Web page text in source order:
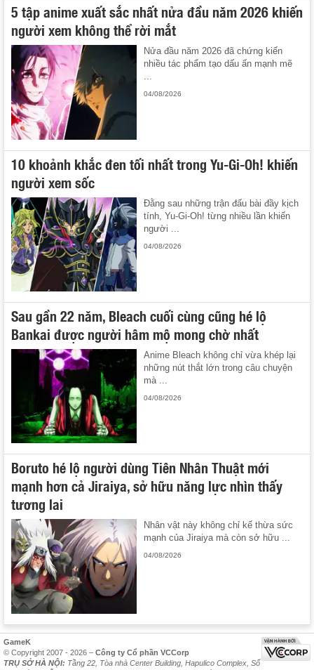
5 tập anime xuất sắc nhất nửa đầu năm 2026 khiến
người xem không thể rời mắt
Nửa đầu năm 2026 đã chứng kiến
nhiều tác phẩm tạo dấu ấn mạnh mẽ
...
04/08/2026
10 khoảnh khắc đen tối nhất trong Yu-Gi-Oh! khiến
người xem sốc
Đằng sau những trận đấu bài đầy kịch
tính, Yu-Gi-Oh! từng nhiều lần khiến
người ...
04/08/2026
Sau gần 22 năm, Bleach cuối cùng cũng hé lộ
Bankai được người hâm mộ mong chờ nhất
Anime Bleach không chỉ vừa khép lại
những nút thắt lớn trong câu chuyện
mà ...
04/08/2026
Boruto hé lộ người dùng Tiên Nhân Thuật mới
mạnh hơn cả Jiraiya, sở hữu năng lực nhìn thấy
tương lai
Nhân vật này không chỉ kế thừa sức
mạnh của Jiraiya mà còn sở hữu ...
04/08/2026
GameK
© Copyright 2007 - 2026 – Công ty Cổ phần VCCorp
TRỤ SỞ HÀ NỘI: Tầng 22, Tòa nhà Center Building, Hapulico Complex, Số